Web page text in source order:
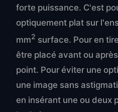
forte puissance. C'est
optiquement plat sur
mm2 surface. Pour en
être placé avant ou
point. Pour éviter une
une image sans
en insérant une ou deux